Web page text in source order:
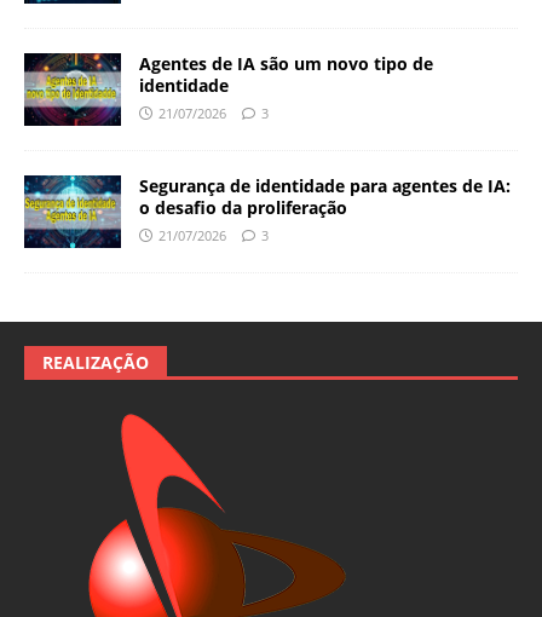
Agentes de IA são um novo tipo de
identidade
21/07/2026 3
Segurança de identidade para agentes de IA:
o desafio da proliferação
21/07/2026 3
REALIZAÇÃO